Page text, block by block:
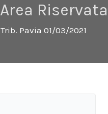
Area Riservata
Trib. Pavia 01/03/2021